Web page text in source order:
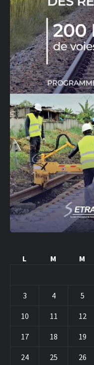
L
M M
3 4 5
10 11 12
17 18 19
24 25 26